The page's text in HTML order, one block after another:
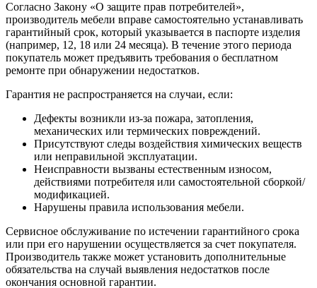
Согласно Закону «О защите прав потребителей»,
производитель мебели вправе самостоятельно устанавливать
гарантийный срок, который указывается в паспорте изделия
(например, 12, 18 или 24 месяца). В течение этого периода
покупатель может предъявить требования о бесплатном
ремонте при обнаружении недостатков.
Гарантия не распространяется на случаи, если:
Дефекты возникли из-за пожара, затопления,
механических или термических повреждений.
Присутствуют следы воздействия химических веществ
или неправильной эксплуатации.
Неисправности вызваны естественным износом,
действиями потребителя или самостоятельной сборкой/
модификацией.
Нарушены правила использования мебели.
Сервисное обслуживание по истечении гарантийного срока
или при его нарушении осуществляется за счет покупателя.
Производитель также может установить дополнительные
обязательства на случай выявления недостатков после
окончания основной гарантии.